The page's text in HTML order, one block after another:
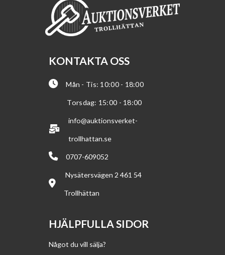
KONTAKTA OSS
Mån - Tis: 10:00 - 18:00
Torsdag: 15:00 - 18:00
info@auktionsverket-
trollhattan.se
0707-609052
Nysätersvägen 2 461 54
Trollhättan
HJÄLPFULLA SIDOR
Något du vill sälja?